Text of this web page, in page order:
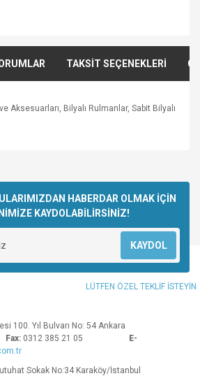
TAKSİT SEÇENEKLERİ
Aksesuarları, Bilyalı Rulmanlar, Sabit Bilyalı
Yorum Yaz
iletebilirsiniz.
için teşekkür ederiz.
bozuk veya görüntülenemiyor.
eksik bilgiler bulunuyor.
bulunuyor.
sitelerden daha pahalı.
alternatifler olmalı.
HABERDAR OLMAK İÇİN
KAYDOLABİLİRSİNİZ!
KAYDOL
LÜTFEN ÖZEL TEKLİF İSTEYİN
Sitesi 100. Yıl Bulvarı No: 54 Ankara
Fax: 0312 385 21 05
E-
Futuhat Sokak No:34 Karaköy/İstanbul